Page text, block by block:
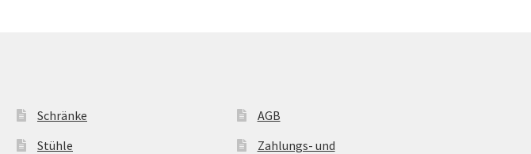
Schränke
Stühle
AGB
Zahlungs- und